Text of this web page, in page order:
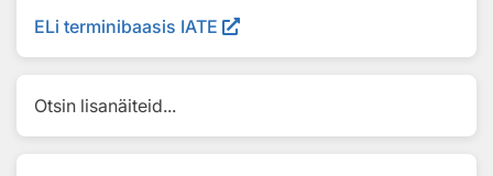
ELi terminibaasis IATE
Otsin lisanäiteid...